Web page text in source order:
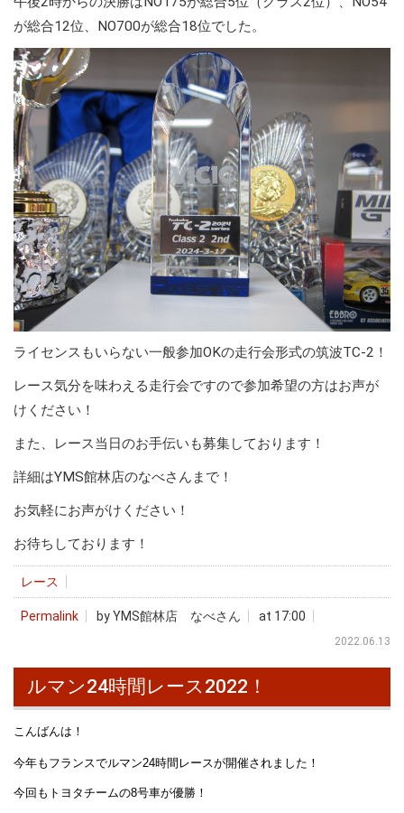
が総合12位、NO700が総合18位でした。
ライセンスもいらない一般参加OKの走行会形式の筑波TC-2！
レース気分を味わえる走行会ですので参加希望の方はお声が
けください！
また、レース当日のお手伝いも募集しております！
詳細はYMS館林店のなべさんまで！
お気軽にお声がけください！
お待ちしております！
レース
Permalink by YMS館林店 なべさん at 17:00
2022.06.13
ルマン24時間レース2022！
こんばんは！
今年もフランスでルマン24時間レースが開催されました！
今回もトヨタチームの8号車が優勝！